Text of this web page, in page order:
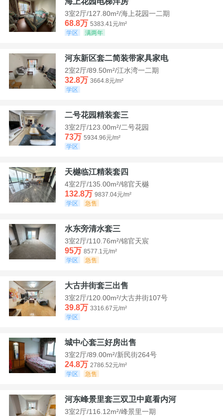
3室2厅/127.80m²/海上花园一二期
68.8万 5383.41元/m²
学区
满两年
河东新区套二简装带家具家电
2室2厅/89.50m²/江水湾一二期
32.8万 3664.8元/m²
学区
二号花园精装套三
3室2厅/123.00m²/二号花园
73万 5934.96元/m²
学区
天樾临江精装套四
4室2厅/135.00m²/锦官天樾
132.8万 9837.04元/m²
学区
急售
水东旁清水套三
3室2厅/110.76m²/锦官天宸
95万 8577.1元/m²
学区
急售
大古井街套三出售
3室2厅/120.00m²/大古井街107号
39.8万 3316.67元/m²
学区
城中心套三好房出售
3室2厅/89.00m²/新民街264号
24.8万 2786.52元/m²
学区
急售
河东峰景里套三双卫中庭看内河
3室2厅/116.12m²/峰景里一期